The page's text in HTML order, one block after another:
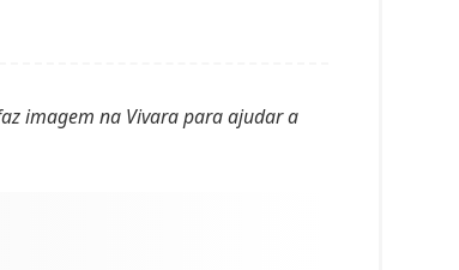
imagem na Vivara para ajudar a